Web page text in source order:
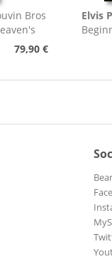
Bros
79,90 €
Elvis